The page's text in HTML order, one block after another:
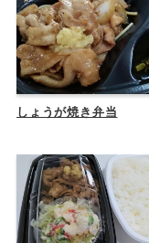
しょうが焼き弁当